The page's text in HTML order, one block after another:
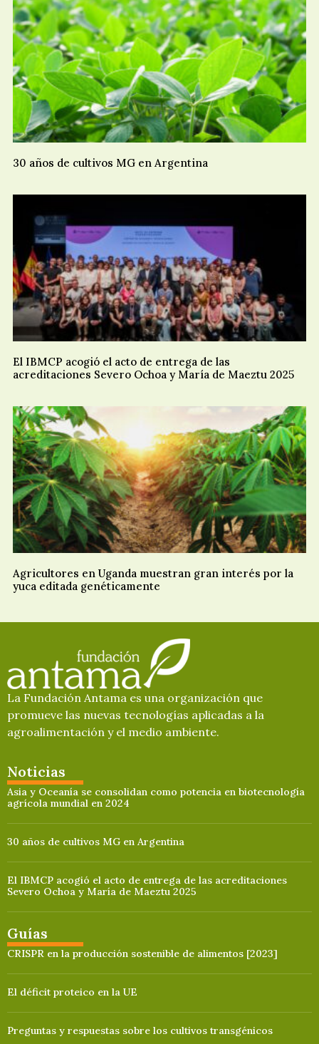
30 años de cultivos MG en Argentina
El IBMCP acogió el acto de entrega de las
acreditaciones Severo Ochoa y María de Maeztu 2025
Agricultores en Uganda muestran gran interés por la
yuca editada genéticamente
La Fundación Antama es una organización que
promueve las nuevas tecnologías aplicadas a la
agroalimentación y el medio ambiente.
Noticias
Asia y Oceanía se consolidan como potencia en biotecnología
agrícola mundial en 2024
30 años de cultivos MG en Argentina
El IBMCP acogió el acto de entrega de las acreditaciones
Severo Ochoa y María de Maeztu 2025
Guías
CRISPR en la producción sostenible de alimentos [2023]
El déficit proteico en la UE
Preguntas y respuestas sobre los cultivos transgénicos